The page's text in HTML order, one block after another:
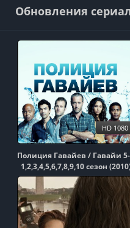
Обновления
Полиция Гавайев / Гавайи
1,2,3,4,5,6,7,8,9,10 сезон
HD 1080